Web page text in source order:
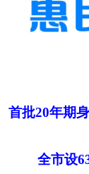
首批20年期
全市设